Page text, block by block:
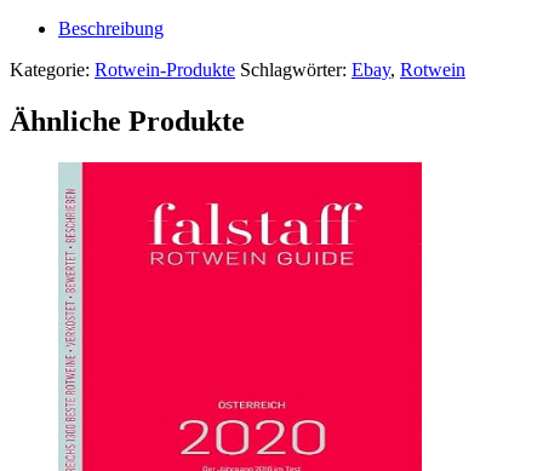
Beschreibung
Kategorie: Rotwein-Produkte Schlagwörter: Ebay, Rotwein
Ähnliche Produkte